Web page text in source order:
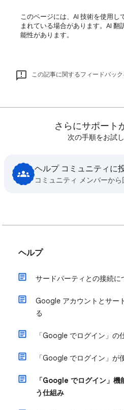
このページには、AI 技術を使用し
まれている場合があります。AI
能性があります。
この記事に関するフィードバッ
さらにサポート
次の手順をお試
ヘルプ コミュニティに
コミュニティ メンバーから
ヘルプ
サードパーティとの接続に
Google アカウントとサー
る
「Google でログイン」の
「Google でログイン」が
「Google でログイン」
う仕組み